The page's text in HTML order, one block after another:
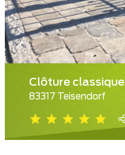
Clôture classique
83317 Teisendorf